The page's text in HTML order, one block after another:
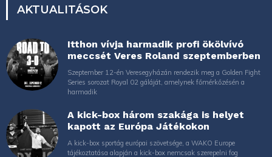
AKTUALITÁSOK
Itthon vívja harmadik profi ökölvívó
meccsét Veres Roland szeptemberben
Szeptember 12-én Veresegyházán rendezik meg a Golden Fight
Series sorozat Royal 02 gáláját, amelynek főmérkőzésén a
harmadik
A kick-box három szakága is helyet
kapott az Európa Játékokon
A kick-box sportág európai szövetsége, a WAKO Europe
tájékoztatása alapján a kick-box nemcsak szerepelni fog